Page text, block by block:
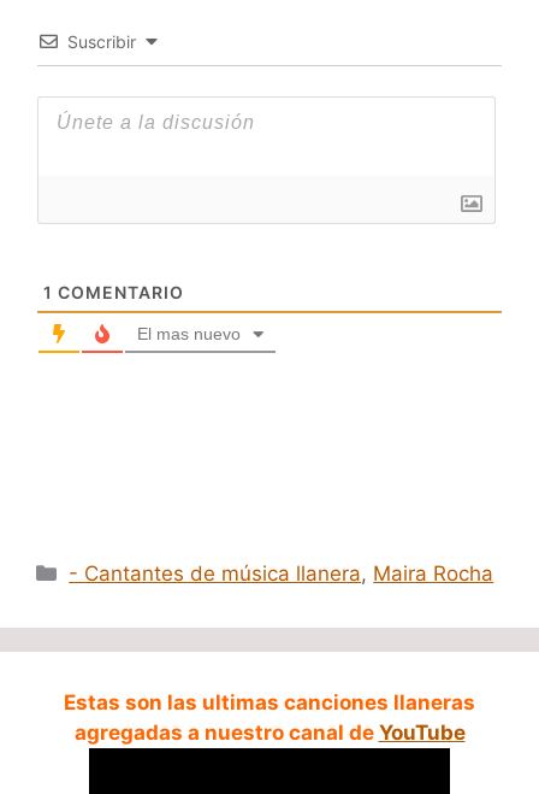
Suscribir
1 COMENTARIO
El mas nuevo
Categorías
- Cantantes de música llanera, Maira Rocha
Estas son las ultimas canciones llaneras
agregadas a nuestro canal de YouTube